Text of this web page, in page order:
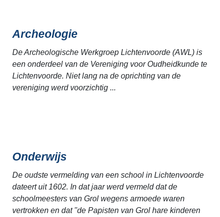
Archeologie
De Archeologische Werkgroep Lichtenvoorde (AWL) is
een onderdeel van de Vereniging voor Oudheidkunde te
Lichtenvoorde. Niet lang na de oprichting van de
vereniging werd voorzichtig ...
Onderwijs
De oudste vermelding van een school in Lichtenvoorde
dateert uit 1602. In dat jaar werd vermeld dat de
schoolmeesters van Grol wegens armoede waren
vertrokken en dat "de Papisten van Grol hare kinderen